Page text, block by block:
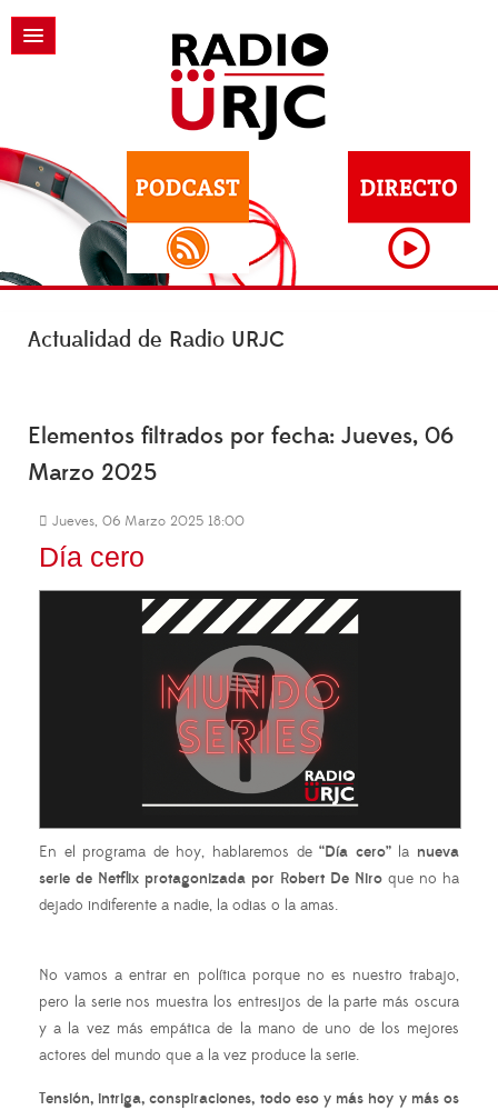
Actualidad de Radio URJC
Elementos filtrados por fecha: Jueves, 06
Marzo 2025
Jueves, 06 Marzo 2025 18:00
Día cero
En el programa de hoy, hablaremos de“Día cero”la nueva
serie de Netflix protagonizada por Robert De Niro que no ha
dejado indiferente a nadie, la odias o la amas.
No vamos a entrar en política porque no es nuestro trabajo,
pero la serie nos muestra los entresijos de la parte más oscura
y a la vez más empática de la mano de uno de los mejores
actores del mundo que a la vez produce la serie.
Tensión, intriga, conspiraciones, todo eso y más hoy y más os